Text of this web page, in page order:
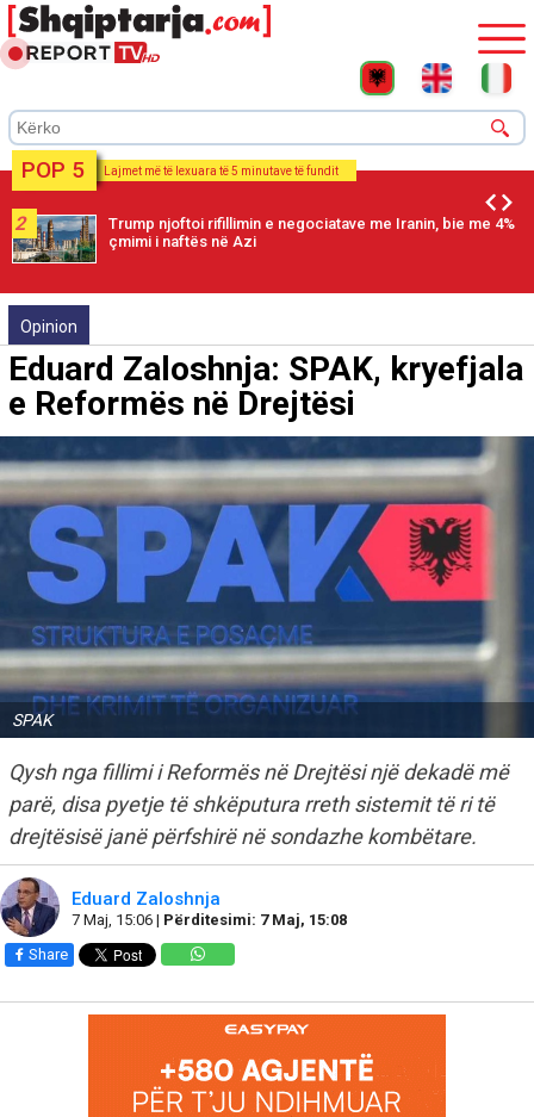
POP 5 Lajmet më të lexuara të 5 minutave të fundit
2
Trump njoftoi rifillimin e negociatave me Iranin, bie me 4%
çmimi i naftës në Azi
Opinion
Eduard Zaloshnja: SPAK, kryefjala
e Reformës në Drejtësi
SPAK
Qysh nga fillimi i Reformës në Drejtësi një dekadë më
parë, disa pyetje të shkëputura rreth sistemit të ri të
drejtësisë janë përfshirë në sondazhe kombëtare.
Eduard Zaloshnja
7 Maj, 15:06 | Përditesimi: 7 Maj, 15:08
Share